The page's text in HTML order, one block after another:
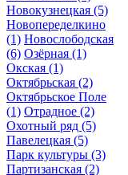
Новокузнецкая (5)
Новопеределкино
(1) Новослободская
(6) Озёрная (1)
Окская (1)
Октябрьская (2)
Октябрьское Поле
(1) Отрадное (2)
Охотный ряд (5)
Павелецкая (5)
Парк культуры (3)
Партизанская (2)